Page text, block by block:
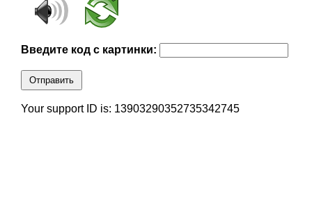
Введите код с картинки:
Отправить
Your support ID is: 13903290352735342745